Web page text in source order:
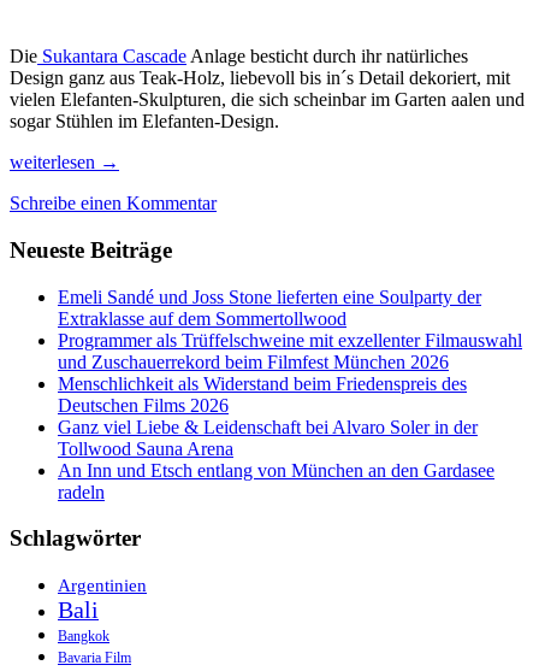
Die Sukantara Cascade Anlage besticht durch ihr natürliches
Design ganz aus Teak-Holz, liebevoll bis in´s Detail dekoriert, mit
vielen Elefanten-Skulpturen, die sich scheinbar im Garten aalen und
sogar Stühlen im Elefanten-Design.
Luftkur
Abkühlung
Flussparadies
Cascade,
Thailand
weiterlesen →
Schreibe einen Kommentar
Neueste Beiträge
Emeli Sandé und Joss Stone lieferten eine Soulparty der
Extraklasse auf dem Sommertollwood
Programmer als Trüffelschweine mit exzellenter Filmauswahl
und Zuschauerrekord beim Filmfest München 2026
Menschlichkeit als Widerstand beim Friedenspreis des
Deutschen Films 2026
Ganz viel Liebe & Leidenschaft bei Alvaro Soler in der
Tollwood Sauna Arena
An Inn und Etsch entlang von München an den Gardasee
radeln
Schlagwörter
Argentinien
Bali
Bangkok
Bavaria Film